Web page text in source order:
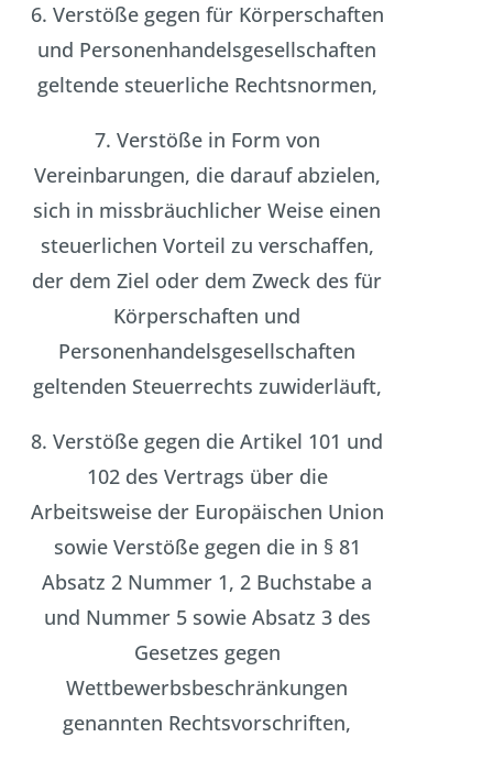
6. Verstöße gegen für Körperschaften
und Personenhandelsgesellschaften
geltende steuerliche Rechtsnormen,
7. Verstöße in Form von
Vereinbarungen, die darauf abzielen,
sich in missbräuchlicher Weise einen
steuerlichen Vorteil zu verschaffen,
der dem Ziel oder dem Zweck des für
Körperschaften und
Personenhandelsgesellschaften
geltenden Steuerrechts zuwiderläuft,
8. Verstöße gegen die Artikel 101 und
102 des Vertrags über die
Arbeitsweise der Europäischen Union
sowie Verstöße gegen die in § 81
Absatz 2 Nummer 1, 2 Buchstabe a
und Nummer 5 sowie Absatz 3 des
Gesetzes gegen
Wettbewerbsbeschränkungen
genannten Rechtsvorschriften,